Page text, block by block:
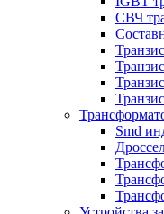
СВЧ
Smd